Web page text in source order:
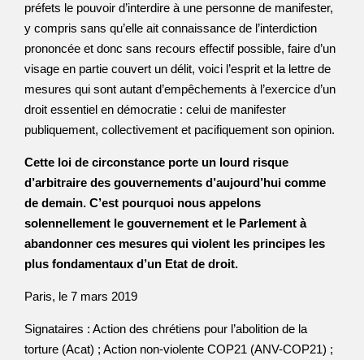
préfets le pouvoir d’interdire à une personne de manifester,
y compris sans qu’elle ait connaissance de l’interdiction
prononcée et donc sans recours effectif possible, faire d’un
visage en partie couvert un délit, voici l’esprit et la lettre de
mesures qui sont autant d’empêchements à l’exercice d’un
droit essentiel en démocratie : celui de manifester
publiquement, collectivement et pacifiquement son opinion.
Cette loi de circonstance porte un lourd risque
d’arbitraire des gouvernements d’aujourd’hui comme
de demain. C’est pourquoi nous appelons
solennellement le gouvernement et le Parlement à
abandonner ces mesures qui violent les principes les
plus fondamentaux d’un Etat de droit.
Paris, le 7 mars 2019
Signataires : Action des chrétiens pour l’abolition de la
torture (Acat) ; Action non-violente COP21 (ANV-COP21) ;